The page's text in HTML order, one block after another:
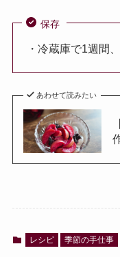
保存
・冷蔵庫で1週間
あわせて読みたい
レシピ 季節の手仕事